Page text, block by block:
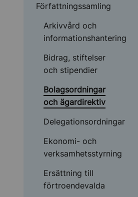
Författningssamling
Arkivvård och
informationshantering
Bidrag, stiftelser
och stipendier
Bolagsordningar
och ägardirektiv
Delegationsordningar
Ekonomi- och
verksamhetsstyrning
Ersättning till
förtroendevalda